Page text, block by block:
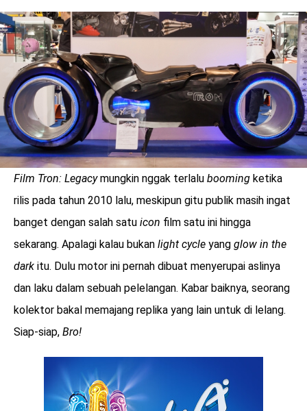
menarik
LOGIN
Film Tron: Legacymungkin nggak terlalu booming ketika
rilis pada tahun 2010 lalu, meskipun gitu publik masih ingat
banget dengan salah satu icon film satu ini hingga
sekarang. Apalagi kalau bukan light cycle yang glow in the
dark itu. Dulu motor ini pernah dibuat menyerupai aslinya
dan laku dalam sebuah pelelangan. Kabar baiknya, seorang
kolektor bakal memajang replika yang lain untuk di lelang.
Siap-siap, Bro!